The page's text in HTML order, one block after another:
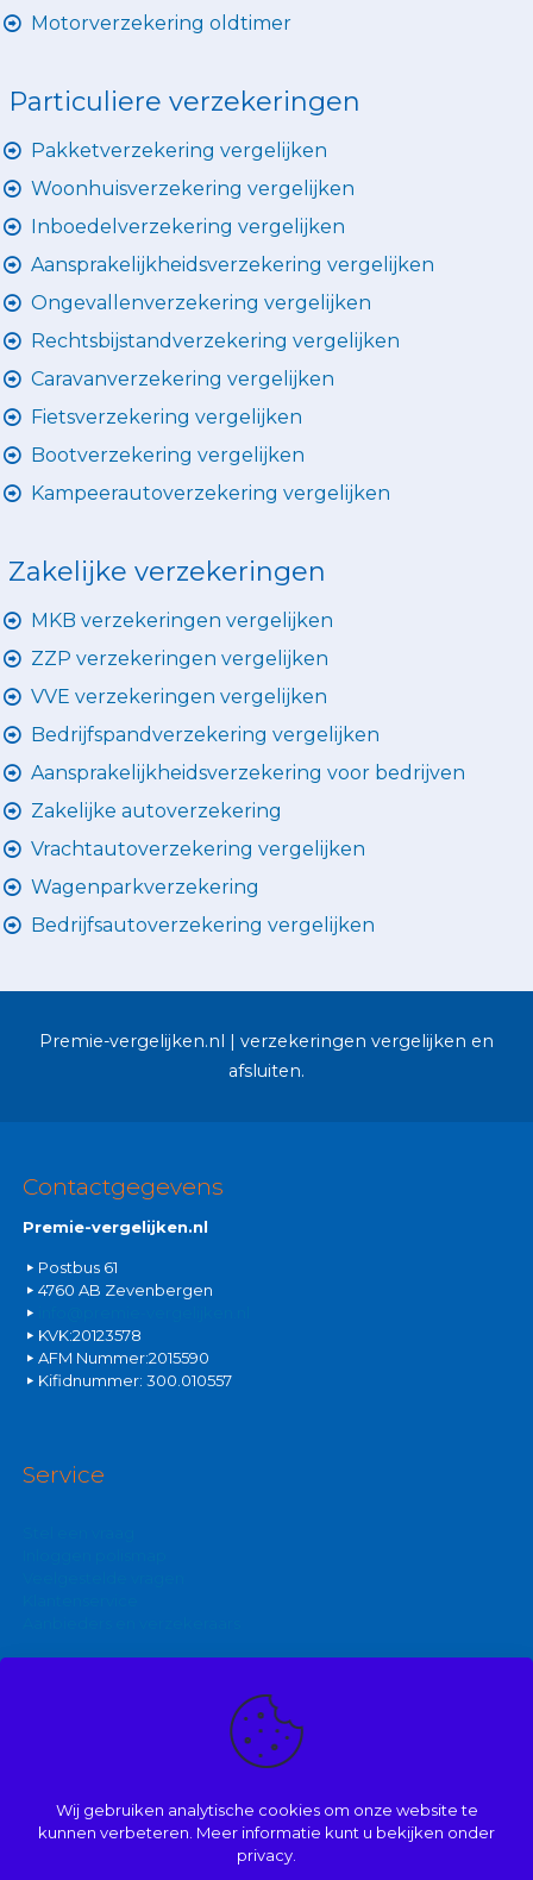
Motorverzekering oldtimer
Particuliere verzekeringen
Pakketverzekering vergelijken
Woonhuisverzekering vergelijken
Inboedelverzekering vergelijken
Aansprakelijkheidsverzekering vergelijken
Ongevallenverzekering vergelijken
Rechtsbijstandverzekering vergelijken
Caravanverzekering vergelijken
Fietsverzekering vergelijken
Bootverzekering vergelijken
Kampeerautoverzekering vergelijken
Zakelijke verzekeringen
MKB verzekeringen vergelijken
ZZP verzekeringen vergelijken
VVE verzekeringen vergelijken
Bedrijfspandverzekering vergelijken
Aansprakelijkheidsverzekering voor bedrijven
Zakelijke autoverzekering
Vrachtautoverzekering vergelijken
Wagenparkverzekering
Bedrijfsautoverzekering vergelijken
Premie-vergelijken.nl | verzekeringen vergelijken en
afsluiten.
Contactgegevens
Premie-vergelijken.nl
Postbus 61
4760 AB Zevenbergen
KVK:20123578
AFM Nummer:2015590
Kifidnummer: 300.010557
Service
Vergelijk autoverzekering
Wij gebruiken analytische cookies om onze website te
kunnen verbeteren. Meer informatie kunt u bekijken onder
privacy.